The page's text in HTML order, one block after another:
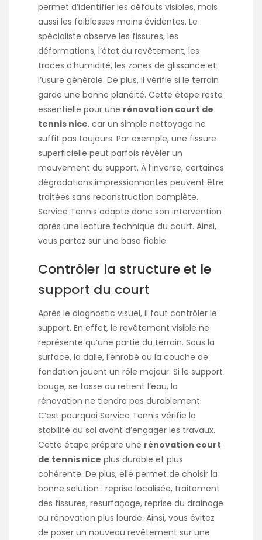
permet d’identifier les défauts visibles, mais
aussi les faiblesses moins évidentes. Le
spécialiste observe les fissures, les
déformations, l’état du revêtement, les
traces d’humidité, les zones de glissance et
l’usure générale. De plus, il vérifie si le terrain
garde une bonne planéité. Cette étape reste
essentielle pour une rénovation court de
tennis nice, car un simple nettoyage ne
suffit pas toujours. Par exemple, une fissure
superficielle peut parfois révéler un
mouvement du support. À l’inverse, certaines
dégradations impressionnantes peuvent être
traitées sans reconstruction complète.
Service Tennis adapte donc son intervention
après une lecture technique du court. Ainsi,
vous partez sur une base fiable.
Contrôler la structure et le
support du court
Après le diagnostic visuel, il faut contrôler le
support. En effet, le revêtement visible ne
représente qu’une partie du terrain. Sous la
surface, la dalle, l’enrobé ou la couche de
fondation jouent un rôle majeur. Si le support
bouge, se tasse ou retient l’eau, la
rénovation ne tiendra pas durablement.
C’est pourquoi Service Tennis vérifie la
stabilité du sol avant d’engager les travaux.
Cette étape prépare une rénovation court
de tennis nice plus durable et plus
cohérente. De plus, elle permet de choisir la
bonne solution : reprise localisée, traitement
des fissures, resurfaçage, reprise du drainage
ou rénovation plus lourde. Ainsi, vous évitez
de poser un nouveau revêtement sur une